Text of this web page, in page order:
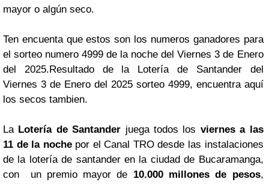
mayor o algún seco.
Ten encuenta que estos son los numeros ganadores para
el sorteo numero 4999 de la noche del Viernes 3 de Enero
del 2025.Resultado de la Lotería de Santander del
Viernes 3 de Enero del 2025 sorteo 4999, encuentra aquí
los secos tambien.
La Lotería de Santander juega todos los viernes a las
11 de la nochepor el Canal TRO desde las instalaciones
de la lotería de santander en la ciudad de Bucaramanga,
con un premio mayor de 10.000 millones de pesos,